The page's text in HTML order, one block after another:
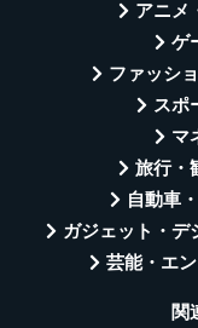
アニメ
ゲ
ファッシ
スポ
マ
旅行・
自動車
ガジェット・デ
芸能・エ
関